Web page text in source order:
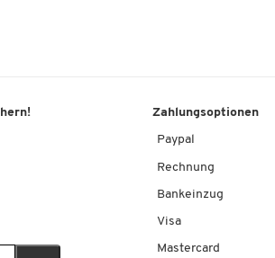
Zahlungsoptionen
Paypal
Rechnung
Bankeinzug
Visa
Mastercard